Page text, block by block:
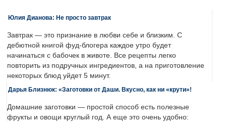
Юлия Дианова: Не просто завтрак
Завтрак — это признание в любви себе и близким. С
дебютной книгой фуд-блогера каждое утро будет
начинаться с бабочек в животе. Все рецепты легко
повторить из подручных ингредиентов, а на приготовление
некоторых блюд уйдет 5 минут.
Дарья Близнюк: «Заготовки от Даши. Вкусно, как ни «крути»!
Домашние заготовки — простой способ есть полезные
фрукты и овощи круглый год. А еще это очень удобно: